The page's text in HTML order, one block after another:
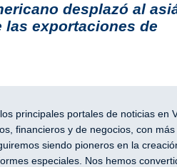
desplazó al
las exportaciones de
principales portales de noticias en
financieros y de negocios, con
siendo pioneros en la
especiales. Nos hemos